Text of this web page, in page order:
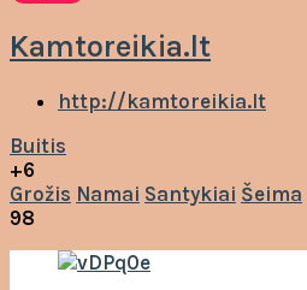
Kamtoreikia.lt
http://kamtoreikia.lt
Buitis
+6
Grožis Namai Santykiai Šeima
98